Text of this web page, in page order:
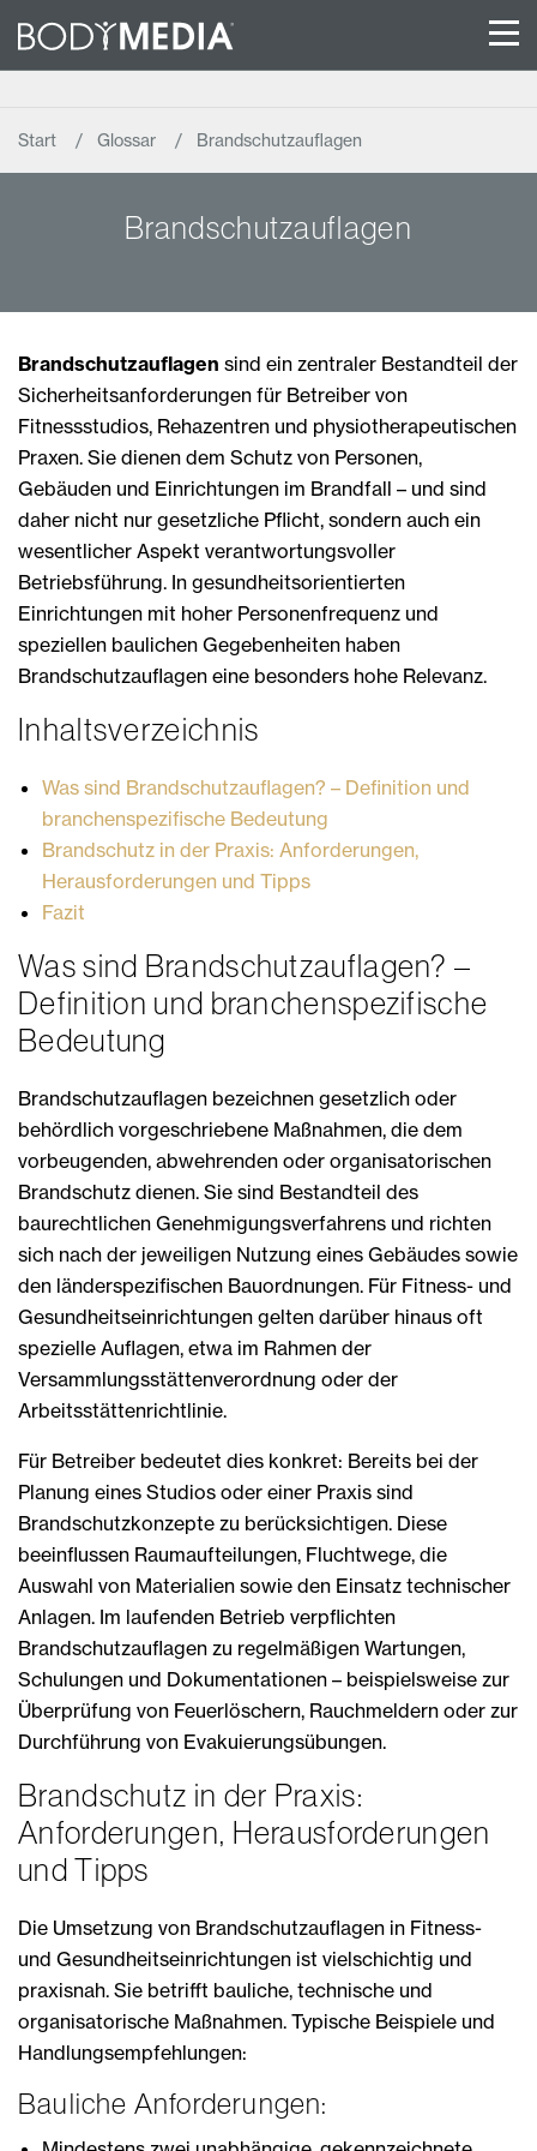
Start Glossar Brandschutzauflagen
Brandschutzauflagen
Brandschutzauflagen sind ein zentraler Bestandteil der
Sicherheitsanforderungen für Betreiber von
Fitnessstudios, Rehazentren und physiotherapeutischen
Praxen. Sie dienen dem Schutz von Personen,
Gebäuden und Einrichtungen im Brandfall – und sind
daher nicht nur gesetzliche Pflicht, sondern auch ein
wesentlicher Aspekt verantwortungsvoller
Betriebsführung. In gesundheitsorientierten
Einrichtungen mit hoher Personenfrequenz und
speziellen baulichen Gegebenheiten haben
Brandschutzauflagen eine besonders hohe Relevanz.
Inhaltsverzeichnis
Was sind Brandschutzauflagen? – Definition und
branchenspezifische Bedeutung
Brandschutz in der Praxis: Anforderungen,
Herausforderungen und Tipps
Fazit
Was sind Brandschutzauflagen? –
Definition und branchenspezifische
Bedeutung
Brandschutzauflagen bezeichnen gesetzlich oder
behördlich vorgeschriebene Maßnahmen, die dem
vorbeugenden, abwehrenden oder organisatorischen
Brandschutz dienen. Sie sind Bestandteil des
baurechtlichen Genehmigungsverfahrens und richten
sich nach der jeweiligen Nutzung eines Gebäudes sowie
den länderspezifischen Bauordnungen. Für Fitness- und
Gesundheitseinrichtungen gelten darüber hinaus oft
spezielle Auflagen, etwa im Rahmen der
Versammlungsstättenverordnung oder der
Arbeitsstättenrichtlinie.
Für Betreiber bedeutet dies konkret: Bereits bei der
Planung eines Studios oder einer Praxis sind
Brandschutzkonzepte zu berücksichtigen. Diese
beeinflussen Raumaufteilungen, Fluchtwege, die
Auswahl von Materialien sowie den Einsatz technischer
Anlagen. Im laufenden Betrieb verpflichten
Brandschutzauflagen zu regelmäßigen Wartungen,
Schulungen und Dokumentationen – beispielsweise zur
Überprüfung von Feuerlöschern, Rauchmeldern oder zur
Durchführung von Evakuierungsübungen.
Brandschutz in der Praxis:
Anforderungen, Herausforderungen
und Tipps
Die Umsetzung von Brandschutzauflagen in Fitness-
und Gesundheitseinrichtungen ist vielschichtig und
praxisnah. Sie betrifft bauliche, technische und
organisatorische Maßnahmen. Typische Beispiele und
Handlungsempfehlungen:
Bauliche Anforderungen: